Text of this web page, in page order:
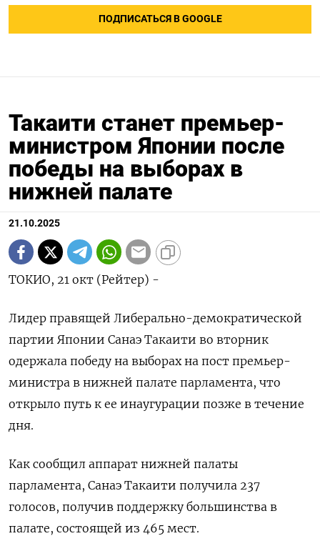
ПОДПИСАТЬСЯ В GOOGLE
Такаити станет премьер-
министром Японии после
победы на выборах в
нижней палате
21.10.2025
ТОКИО, 21 окт (Рейтер) -
Лидер правящей Либерально-демократической
партии Японии Санаэ Такаити во вторник
одержала победу на выборах на пост премьер-
министра в нижней палате парламента, что
открыло путь к ее инаугурации позже в течение
дня.
Как сообщил аппарат нижней палаты
парламента, Санаэ Такаити получила 237
голосов, получив поддержку большинства в
палате, состоящей из 465 мест.